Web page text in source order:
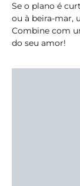
Se o plano é
ou à beira-mar,
Combine com
do seu amor!